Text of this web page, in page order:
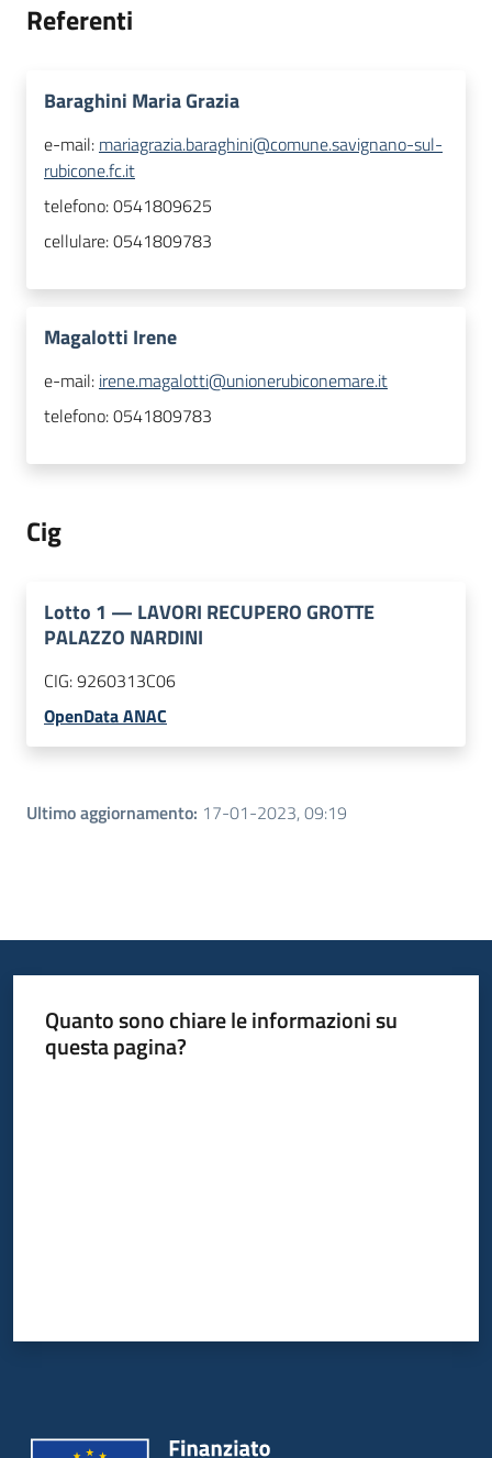
Referenti
Baraghini Maria Grazia
e-mail: mariagrazia.baraghini@comune.savignano-sul-
rubicone.fc.it
telefono:0541809625
cellulare:0541809783
Magalotti Irene
e-mail: irene.magalotti@unionerubiconemare.it
telefono:0541809783
Cig
Lotto 1 — LAVORI RECUPERO GROTTE
PALAZZO NARDINI
CIG:9260313C06
OpenData ANAC
Ultimo aggiornamento: 17-01-2023, 09:19
Quanto sono chiare le informazioni su
questa pagina?